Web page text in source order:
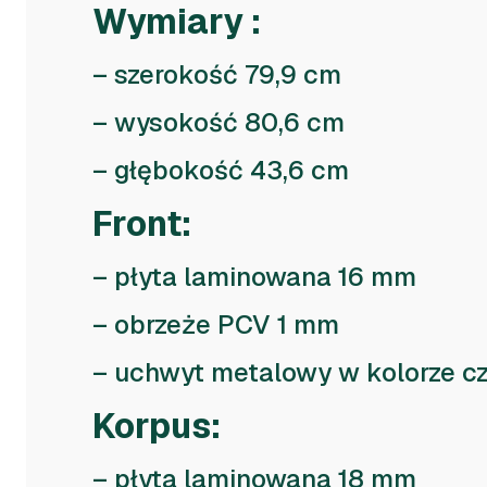
Wymiary :
– szerokość 79,9 cm
– wysokość 80,6 cm
– głębokość 43,6 cm
Front:
– płyta laminowana 16 mm
– obrzeże PCV 1 mm
– uchwyt metalowy w kolorze
Korpus:
– płyta laminowana 18 mm